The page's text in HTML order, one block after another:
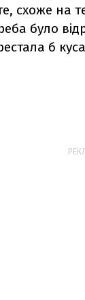
схоже на
було
б